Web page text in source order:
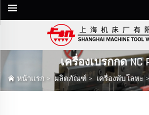
เครื่องเบรกกด NC
หน้าแรก > ผลิตภัณฑ์> เครื่องพับโลหะ